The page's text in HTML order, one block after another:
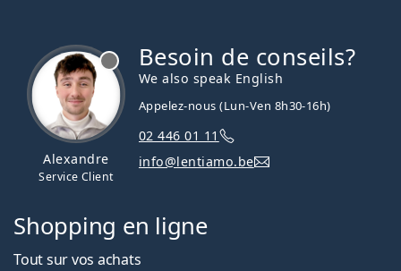
Alexandre
Service Client
Besoin de conseils?
We also speak English
Appelez-nous (Lun-Ven 8h30-16h)
02 446 01 11
info@lentiamo.be
Shopping en ligne
Tout sur vos achats